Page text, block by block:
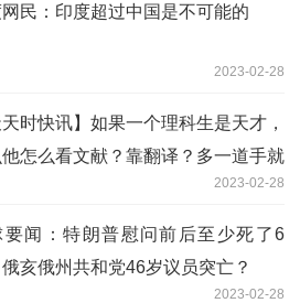
民：印度超过中国是不可能的
2023-02-28
天时快讯】如果一个理科生是天才，
怎么看文献？靠翻译？多一道手就
2023-02-28
要闻：特朗普慰问前后至少死了6
俄亥俄州共和党46岁议员突亡？
2023-02-28